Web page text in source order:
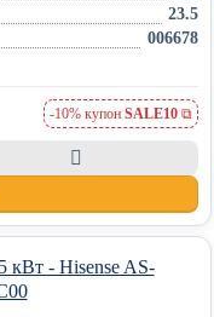
23.5
006678
-10% купон SALE10